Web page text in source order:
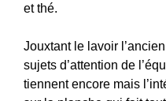
et thé.
Jouxtant le lavoir
sujets d’attention de
tiennent encore mais